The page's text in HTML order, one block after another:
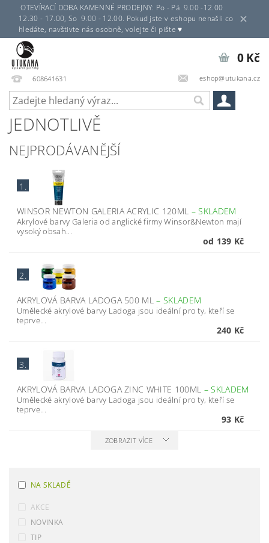
OTEVÍRACÍ DOBA KAMENNÉ PRODEJNY: Po - Pá 9.00 -12.00
12.30 - 17.00, So 9.00 - 12.00. Pokud jste v eshopu nenašli co
hledáte, navštivte nás osobně, volejte či pište ♥
608641631 eshop@utukana.cz
0 Kč
JEDNOTLIVĚ
NEJPRODÁVANĚJŠÍ
1.
WINSOR NEWTON GALERIA ACRYLIC 120ML – SKLADEM
Akrylové barvy Galeria od anglické firmy Winsor&Newton mají
vysoký obsah...
od 139 Kč
2.
AKRYLOVÁ BARVA LADOGA 500 ML– SKLADEM
Umělecké akrylové barvy Ladoga jsou ideální pro ty, kteří se
teprve...
240 Kč
3.
AKRYLOVÁ BARVA LADOGA ZINC WHITE 100ML – SKLADEM
Umělecké akrylové barvy Ladoga jsou ideální pro ty, kteří se
teprve...
93 Kč
ZOBRAZIT VÍCE
NA SKLADĚ
AKCE
NOVINKA
TIP